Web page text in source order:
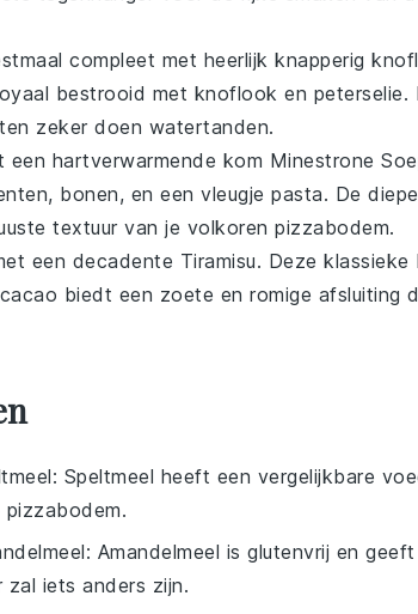
compleet met heerlijk knapperig
bestrooid met knoflook en peterselie.
zeker doen watertanden.
een hartverwarmende kom Minestrone
, bonen, en een vleugje pasta. De
textuur van je volkoren pizzabodem.
een decadente Tiramisu. Deze klassieke
cacao biedt een zoete en romige afsluiting
: Speltmeel heeft een vergelijkbare
: Amandelmeel is glutenvrij en
iets anders zijn.